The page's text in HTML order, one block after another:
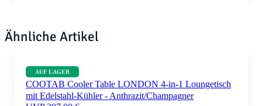
Ähnliche Artikel
AUF LAGER
COOTAB Cooler Table LONDON 4-in-1 Loungetisch
mit Edelstahl-Kühler - Anthrazit/Champagner